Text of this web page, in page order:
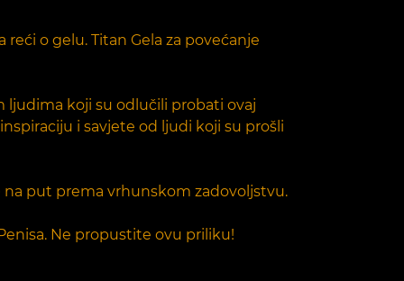
o gelu. Titan Gela za povećanje
koji su odlučili probati ovaj
i savjete od ljudi koji su prošli
put prema vrhunskom zadovoljstvu.
Ne propustite ovu priliku!